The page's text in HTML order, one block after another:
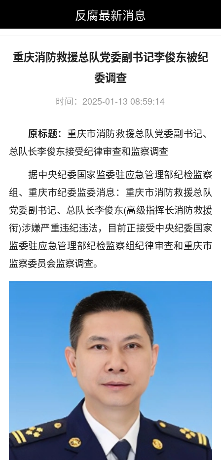
反腐最新消息
反腐最新消息>重庆
重庆消防救援总队党委副书记李俊东被纪
委调查
时间：2025-01-13 08:59:14
关键词：重庆,消防,救援,总队党
原标题： 重庆市消防救援总队党委副书记、
总队长李俊东接受纪律审查和监察调查
据中央纪委国家监委驻应急管理部纪检监察
组、重庆市纪委监委消息：重庆市消防救援总队
党委副书记、总队长李俊东(高级指挥长消防救援
衔)涉嫌严重违纪违法，目前正接受中央纪委国家
监委驻应急管理部纪检监察组纪律审查和重庆市
监察委员会监察调查。